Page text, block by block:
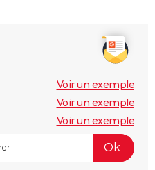
Voir un exemple
Voir un exemple
Voir un exemple